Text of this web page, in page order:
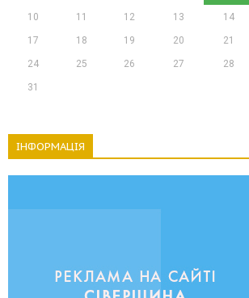
10 11 12 13 14
17 18 19 20 21
24 25 26 27 28
31
ІНФОРМАЦІЯ